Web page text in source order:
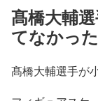
髙橋大輔
てなかっ
髙橋大輔選手が